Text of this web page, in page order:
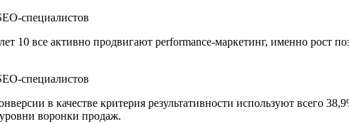
все активно продвигают performance-маркетинг, именно рост
в качестве критерия результативности используют всего
воронки продаж.